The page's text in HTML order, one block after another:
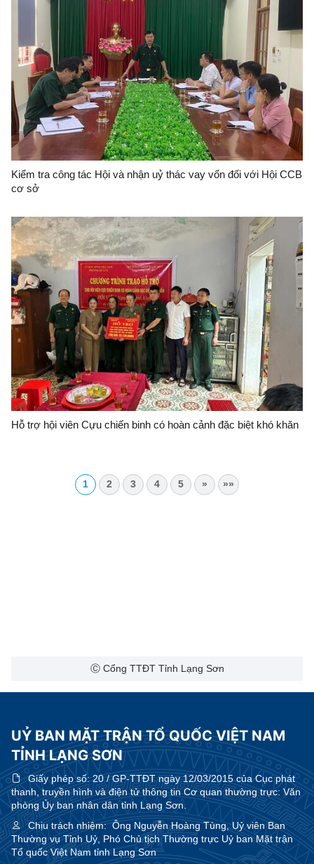
Kiểm tra công tác Hội và nhận uỷ thác vay vốn đối với Hội CCB
cơ sở
Hỗ trợ hội viên Cựu chiến binh có hoàn cảnh đặc biệt khó khăn
1 2 3 4 5 » »»
Ⓒ Cổng TTĐT Tỉnh Lạng Sơn
UỶ BAN MẶT TRẬN TỔ QUỐC VIỆT NAM
TỈNH LẠNG SƠN
Giấy phép số:20 / GP-TTĐT ngày 12/03/2015 của Cục phát
thanh, truyền hình và điện tử thông tin Cơ quan thường trực: Văn
phòng Ủy ban nhân dân tỉnh Lạng Sơn.
Chịu trách nhiệm:Ông Nguyễn Hoàng Tùng, Uỷ viên Ban
Thường vụ Tỉnh Uỷ, Phó Chủ tịch Thường trực Uỷ ban Mặt trận
Tổ quốc Việt Nam tỉnh Lạng Sơn